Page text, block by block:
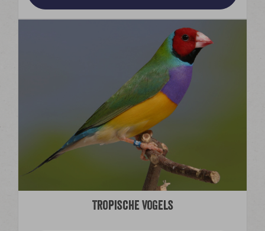
Tropische Vogels